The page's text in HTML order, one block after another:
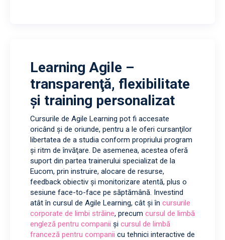
Learning Agile –
transparenţă, flexibilitate
şi training personalizat
Cursurile de Agile Learning pot fi accesate
oricând şi de oriunde, pentru a le oferi cursanţilor
libertatea de a studia conform propriului program
şi ritm de învăţare. De asemenea, acestea oferă
suport din partea trainerului specializat de la
Eucom, prin instruire, alocare de resurse,
feedback obiectiv şi monitorizare atentă, plus o
sesiune face-to-face pe săptămână. Investind
atât în cursul de Agile Learning, cât şi în cursurile
corporate de limbi străine, precum cursul de limbă
engleză pentru companii şi cursul de limbă
franceză pentru companii cu tehnici interactive de